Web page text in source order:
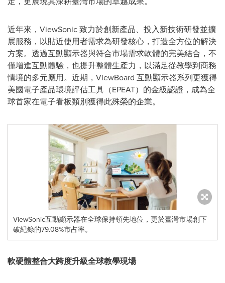
近年來，ViewSonic 致力於創新產品、投入新技術研發並擴
展服務，以貼近使用者需求為研發核心，打造全方位的解決
方案。透過互動顯示器與符合市場需求軟體的完美結合，不
僅增進互動體驗，也提升整體生產力，以滿足從教學到商務
情境的多元應用。近期，ViewBoard 互動顯示器系列更獲得
美國電子產品環境評估工具（EPEAT）的金級認證，成為全
球首家在電子看板類別獲得此殊榮的企業。
ViewSonic互動顯示器在全球保持領先地位，更於臺灣市場創下
破紀錄的79.08%市占率。
軟硬體整合大跨度升級全球教學現場